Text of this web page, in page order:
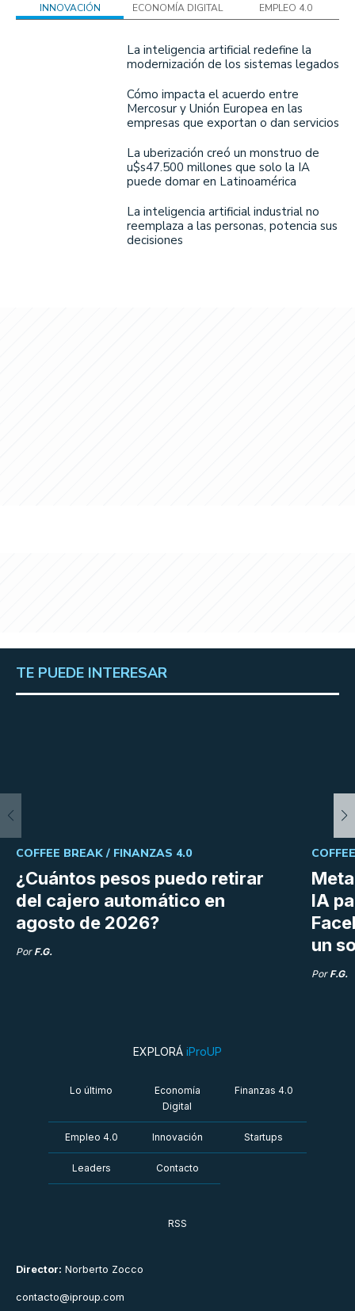
INNOVACIÓN ECONOMÍA DIGITAL EMPLEO 4.0
La inteligencia artificial redefine la
modernización de los sistemas legados
Cómo impacta el acuerdo entre
Mercosur y Unión Europea en las
empresas que exportan o dan servicios
La uberización creó un monstruo de
u$s47.500 millones que solo la IA
puede domar en Latinoamérica
La inteligencia artificial industrial no
reemplaza a las personas, potencia sus
decisiones
TE PUEDE INTERESAR
¿Cuántos pesos puedo retirar
del cajero automático en
agosto de 2026?
COFFEE BREAK / FINANZAS 4.0
Por F.G.
IA
un
Por F.G.
Director: Norberto Zocco
contacto@iproup.com
EXPLORÁ iProUP
Lo último
Economía
Digital
Finanzas 4.0
Empleo 4.0 Innovación Startups
Leaders Contacto
RSS